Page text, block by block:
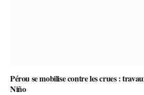
Pérou se mobilise contre les crues :
Niño